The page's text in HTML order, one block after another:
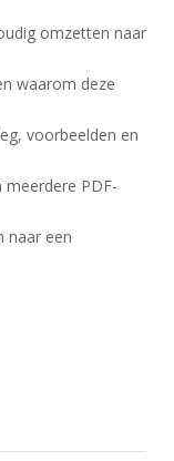
omzetten naar
waarom deze
voorbeelden en
PDF-
naar een